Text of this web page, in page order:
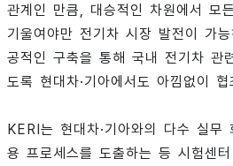
관계인 만큼, 대승적인 차원에서 모
기울여야만 전기차 시장 발전이 가
공적인 구축을 통해 국내 전기차 관
도록 현대차·기아에서도 아낌없이
KERI는 현대차·기아와의 다수 실
용 프로세스를 도출하는 등 시험센